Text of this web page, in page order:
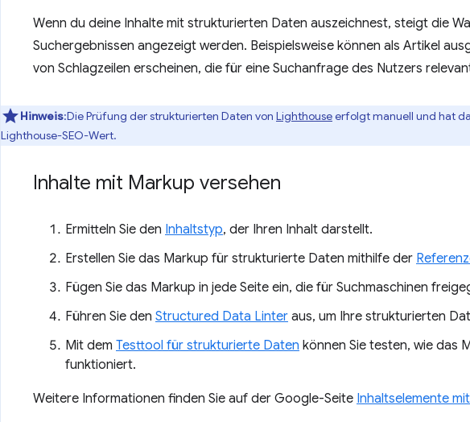
Wenn du deine Inhalte mit strukturierten Daten auszeichnest, steigt die
Suchergebnissen angezeigt werden. Beispielsweise können als Artikel
von Schlagzeilen erscheinen, die für eine Suchanfrage des Nutzers
Hinweis:Die Prüfung der strukturierten Daten von Lighthouseerfolgt manuell und hat
Lighthouse-SEO-Wert.
Inhalte mit Markup versehen
Ermitteln Sie den Inhaltstyp, der Ihren Inhalt darstellt.
Erstellen Sie das Markup für strukturierte Daten mithilfe der
Fügen Sie das Markup in jede Seite ein, die für Suchmaschinen
Führen Sie den Structured Data Linter aus, um Ihre strukturierten
Mit dem Testtool für strukturierte Daten können Sie testen, wie das
funktioniert.
Weitere Informationen finden Sie auf der Google-Seite Inhaltselemente